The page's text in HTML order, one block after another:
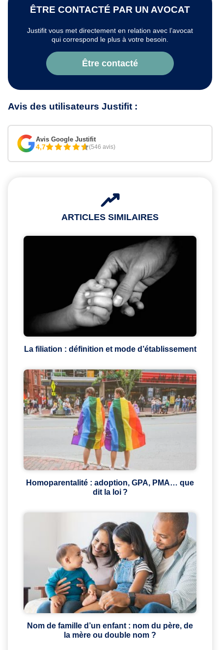
ÊTRE CONTACTÉ PAR UN AVOCAT
Justifit vous met directement en relation avec l’avocat
qui correspond le plus à votre besoin.
Être contacté
Avis des utilisateurs Justifit :
Avis Google Justifit
4,7 (546 avis)
ARTICLES SIMILAIRES
La filiation : définition et mode d’établissement
Homoparentalité : adoption, GPA, PMA… que
dit la loi ?
Nom de famille d’un enfant : nom du père, de
la mère ou double nom ?